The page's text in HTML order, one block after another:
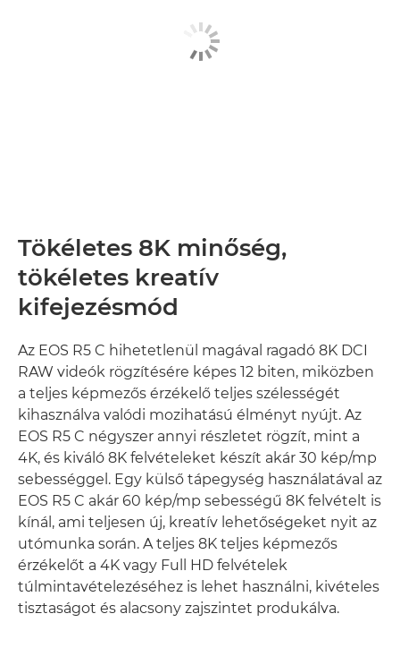
Tökéletes 8K minőség,
tökéletes kreatív
kifejezésmód
Az EOS R5 C hihetetlenül magával ragadó 8K DCI
RAW videók rögzítésére képes 12 biten, miközben
a teljes képmezős érzékelő teljes szélességét
kihasználva valódi mozihatású élményt nyújt. Az
EOS R5 C négyszer annyi részletet rögzít, mint a
4K, és kiváló 8K felvételeket készít akár 30 kép/mp
sebességgel. Egy külső tápegység használatával az
EOS R5 C akár 60 kép/mp sebességű 8K felvételt is
kínál, ami teljesen új, kreatív lehetőségeket nyit az
utómunka során. A teljes 8K teljes képmezős
érzékelőt a 4K vagy Full HD felvételek
túlmintavételezéséhez is lehet használni, kivételes
tisztaságot és alacsony zajszintet produkálva.